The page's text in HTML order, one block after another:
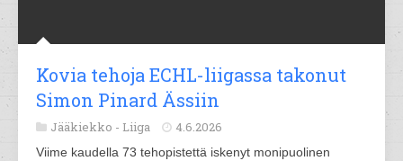
Kovia tehoja ECHL-liigassa takonut
Simon Pinard Ässiin
Jääkiekko - Liiga 4.6.2026
Viime kaudella 73 tehopistettä iskenyt monipuolinen